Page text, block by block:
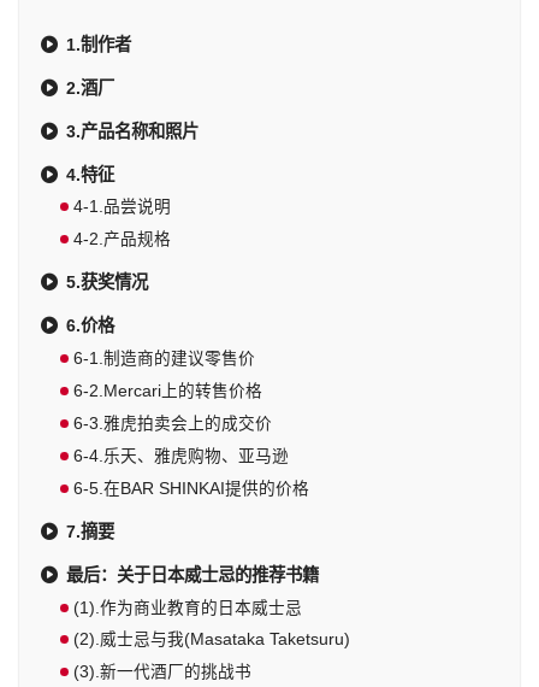
1.制作者
2.酒厂
3.产品名称和照片
4.特征
4-1.品尝说明
4-2.产品规格
5.获奖情况
6.价格
6-1.制造商的建议零售价
6-2.Mercari上的转售价格
6-3.雅虎拍卖会上的成交价
6-4.乐天、雅虎购物、亚马逊
6-5.在BAR SHINKAI提供的价格
7.摘要
最后：关于日本威士忌的推荐书籍
(1).作为商业教育的日本威士忌
(2).威士忌与我(Masataka Taketsuru)
(3).新一代酒厂的挑战书